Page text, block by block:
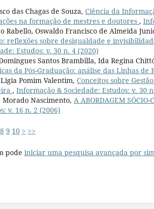
das Chagas de Souza, Ciência da
na formação de mestres e doutores ,
Rabello, Oswaldo Francisco de Almeida
reflexões sobre desigualdade e
Estudos: v. 30 n. 4 (2020)
Santos Brambilla, Ida Regina
da Pós-Graduação: análise das Linhas de
Pomim Valentim, Conceitos sobre
, Informação & Sociedade: Estudos: v. 30
Morado Nascimento, A ABORDAGEM
v. 16 n. 2 (2006)
8 9 10 > >>
pode iniciar uma pesquisa avançada por